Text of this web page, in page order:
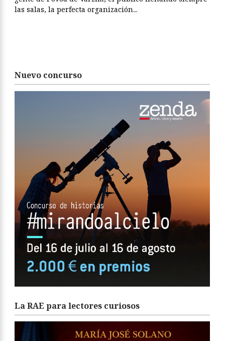
las salas, la perfecta organización...
Nuevo concurso
La RAE para lectores curiosos